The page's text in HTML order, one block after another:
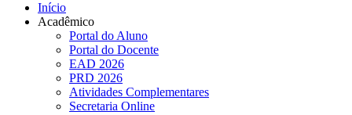
Início
Acadêmico
Portal do Aluno
Portal do Docente
EAD 2026
PRD 2026
Atividades Complementares
Secretaria Online